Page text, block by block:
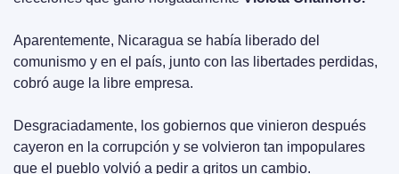
Aparentemente, Nicaragua se había liberado del
comunismo y en el país, junto con las libertades perdidas,
cobró auge la libre empresa.
Desgraciadamente, los gobiernos que vinieron después
cayeron en la corrupción y se volvieron tan impopulares
que el pueblo volvió a pedir a gritos un cambio.